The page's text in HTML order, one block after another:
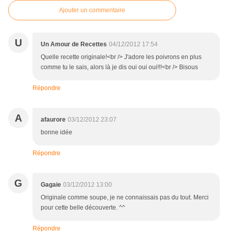
Ajouter un commentaire
U Un Amour de Recettes 04/12/2012 17:54
Quelle recette originale!<br /> J'adore les poivrons en plus
comme tu le sais, alors là je dis oui oui oui!!!<br /> Bisous
Répondre
A afaurore 03/12/2012 23:07
bonne idée
Répondre
G Gagaie 03/12/2012 13:00
Originale comme soupe, je ne connaissais pas du tout. Merci
pour cette belle découverte. ^^
Répondre